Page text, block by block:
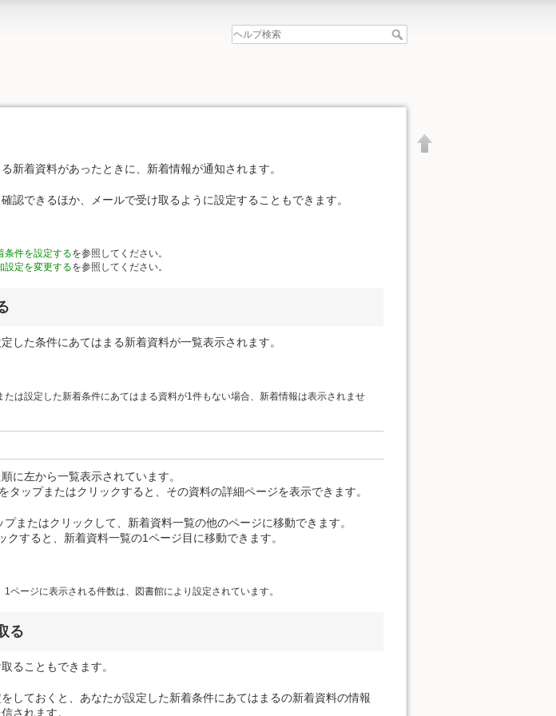
新着資料があったときに、新着情報が通知されます。
認できるほか、メールで受け取るように設定することもできます。
条件を設定するを参照してください。
設定を変更するを参照してください。
した条件にあてはまる新着資料が一覧表示されます。
たは設定した新着条件にあてはまる資料が1件もない場合、新着情報は表示されませ
に左から一覧表示されています。
タップまたはクリックすると、その資料の詳細ページを表示できます。
またはクリックして、新着資料一覧の他のページに移動できます。
すると、新着資料一覧の1ページ目に移動できます。
ページに表示される件数は、図書館により設定されています。
る
ることもできます。
しておくと、あなたが設定した新着条件にあてはまるの新着資料の情報
されます。